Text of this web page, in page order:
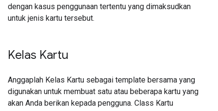
dengan kasus penggunaan tertentu yang dimaksudkan
untuk jenis kartu tersebut.
Kelas Kartu
Anggaplah Kelas Kartu sebagai template bersama yang
digunakan untuk membuat satu atau beberapa kartu yang
akan Anda berikan kepada pengguna. Class Kartu